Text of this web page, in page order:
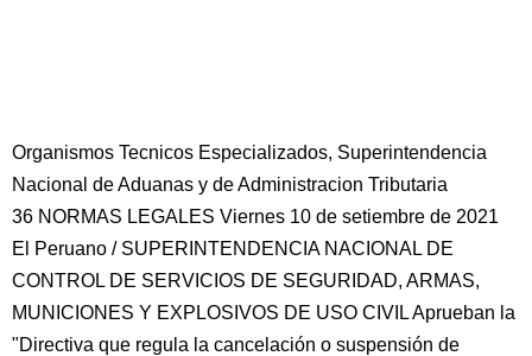
Organismos Tecnicos Especializados, Superintendencia
Nacional de Aduanas y de Administracion Tributaria
36 NORMAS LEGALES Viernes 10 de setiembre de 2021
El Peruano / SUPERINTENDENCIA NACIONAL DE
CONTROL DE SERVICIOS DE SEGURIDAD, ARMAS,
MUNICIONES Y EXPLOSIVOS DE USO CIVIL Aprueban la
"Directiva que regula la cancelación o suspensión de